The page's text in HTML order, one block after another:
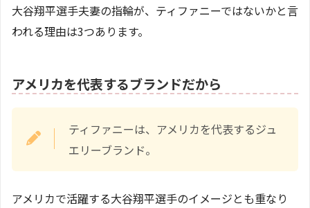
大谷翔平選手夫妻の指輪が、ティファニーではないかと言
われる理由は3つあります。
アメリカを代表するブランドだから
ティファニーは、アメリカを代表するジュ
エリーブランド。
アメリカで活躍する大谷翔平選手のイメージとも重なり